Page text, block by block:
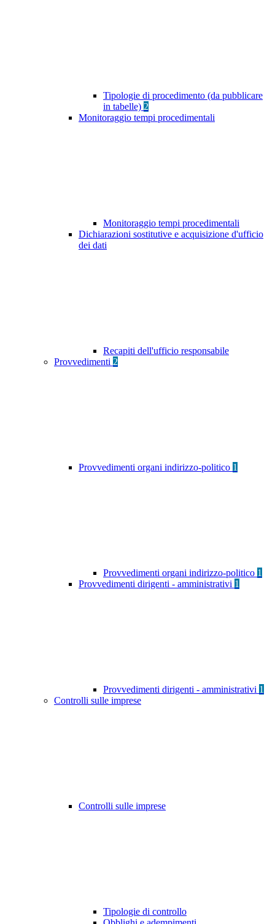
Tipologie di procedimento (da pubblicare
in tabelle) 2
Monitoraggio tempi procedimentali
Monitoraggio tempi procedimentali
Dichiarazioni sostitutive e acquisizione d'ufficio
dei dati
Recapiti dell'ufficio responsabile
Provvedimenti 2
Provvedimenti organi indirizzo-politico 1
Provvedimenti organi indirizzo-politico 1
Provvedimenti dirigenti - amministrativi 1
Provvedimenti dirigenti - amministrativi 1
Controlli sulle imprese
Controlli sulle imprese
Tipologie di controllo